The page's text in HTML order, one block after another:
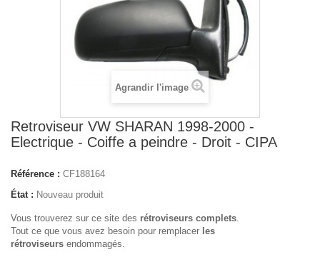
Agrandir l'image
Retroviseur VW SHARAN 1998-2000 -
Electrique - Coiffe a peindre - Droit - CIPA
Référence : CF188164
État : Nouveau produit
Vous trouverez sur ce site des rétroviseurs complets.
Tout ce que vous avez besoin pour remplacer les
rétroviseurs endommagés.